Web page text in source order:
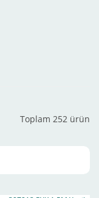
Toplam 252 ürün